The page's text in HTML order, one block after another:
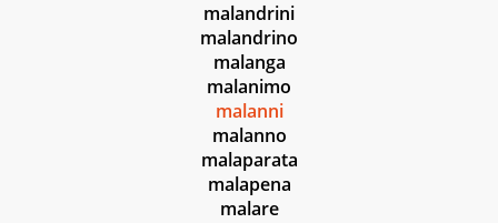
malandrini
malandrino
malanga
malanimo
malanni
malanno
malaparata
malapena
malare